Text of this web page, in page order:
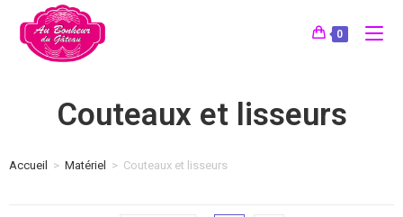
0
Couteaux et lisseurs
Accueil > Matériel > Couteaux et lisseurs